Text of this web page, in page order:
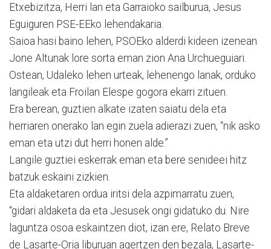
Etxebizitza, Herri lan eta Garraioko sailburua, Jesus
Eguiguren PSE-EEko lehendakaria.
Saioa hasi baino lehen, PSOEko alderdi kideen izenean
Jone Altunak lore sorta eman zion Ana Urchueguiari.
Ostean, Udaleko lehen urteak, lehenengo lanak, orduko
langileak eta Froilan Elespe gogora ekarri zituen.
Era berean, guztien alkate izaten saiatu dela eta
herriaren onerako lan egin zuela adierazi zuen, “nik asko
eman eta utzi dut herri honen alde.”
Langile guztiei eskerrak eman eta bere senideei hitz
batzuk eskaini zizkien.
Eta aldaketaren ordua iritsi dela azpimarratu zuen,
“gidari aldaketa da eta Jesusek ongi gidatuko du. Nire
laguntza osoa eskaintzen diot, izan ere, Relato Breve
de Lasarte-Oria liburuan agertzen den bezala, Lasarte-